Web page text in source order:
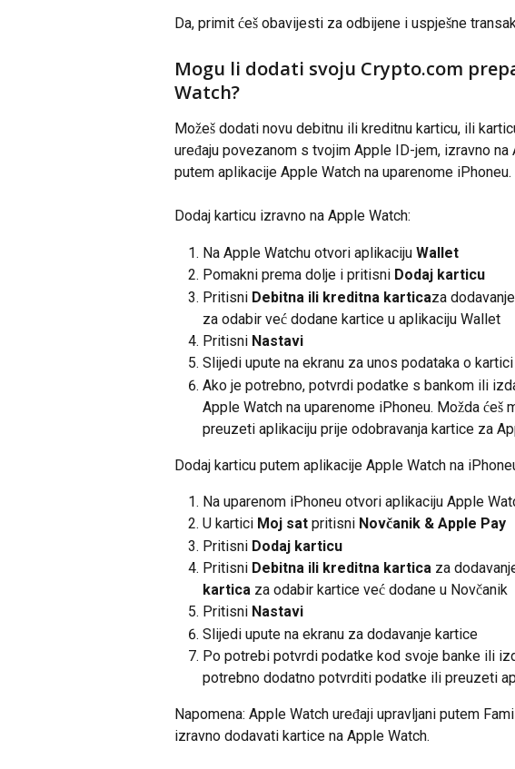
Da, primit ćeš obavijesti za odbijene i uspješne
Mogu li dodati svoju Crypto.com
Watch?
Možeš dodati novu debitnu ili kreditnu karticu, ili
uređaju povezanom s tvojim Apple ID-jem, izravno
putem aplikacije Apple Watch na uparenome iPhoneu.
Dodaj karticu izravno na Apple Watch:
Na Apple Watchu otvori aplikaciju Wallet
Pomakni prema dolje i pritisni Dodaj karticu
Pritisni Debitna ili kreditna karticaza
za odabir već dodane kartice u aplikaciju Wallet
Pritisni Nastavi
Slijedi upute na ekranu za unos podataka o
Ako je potrebno, potvrdi podatke s bankom ili
Apple Watch na uparenome iPhoneu. Možda
preuzeti aplikaciju prije odobravanja kartice za
Dodaj karticu putem aplikacije Apple Watch na
Na uparenom iPhoneu otvori aplikaciju Apple
U kartici Moj sat pritisni Novčanik & Apple Pay
Pritisni Dodaj karticu
Pritisni Debitna ili kreditna kartica za
kartica za odabir kartice već dodane u Novčanik
Pritisni Nastavi
Slijedi upute na ekranu za dodavanje kartice
Po potrebi potvrdi podatke kod svoje banke ili
potrebno dodatno potvrditi podatke ili preuzeti
Napomena: Apple Watch uređaji upravljani putem
izravno dodavati kartice na Apple Watch.